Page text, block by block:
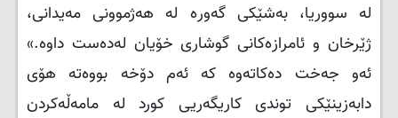
لە سووریا، بەشێکی گەورە لە هەژموونی مەیدانی،
ژێرخان و ئامرازەکانی گوشاری خۆیان لەدەست داوە.»
ئەو جەخت دەکاتەوە کە ئەم دۆخە بووەتە هۆی
دابەزینێکی توندی کاریگەریی کورد لە مامەڵەکردن